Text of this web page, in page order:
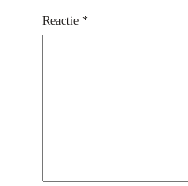
Reactie *